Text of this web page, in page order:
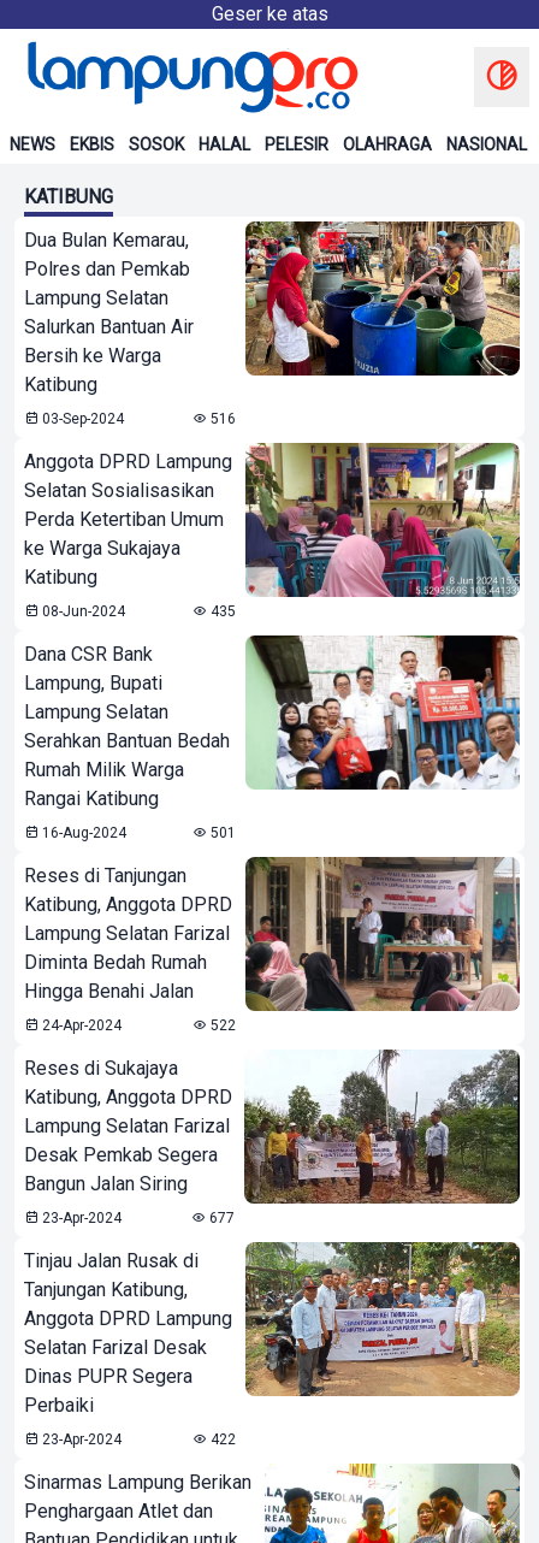
Geser ke atas
NEWS EKBIS SOSOK HALAL PELESIR OLAHRAGA NASIONAL
KATIBUNG
Dua Bulan Kemarau,
Polres dan Pemkab
Lampung Selatan
Salurkan Bantuan Air
Bersih ke Warga
Katibung
03-Sep-2024 516
Anggota DPRD Lampung
Selatan Sosialisasikan
Perda Ketertiban Umum
ke Warga Sukajaya
Katibung
08-Jun-2024 435
Dana CSR Bank
Lampung, Bupati
Lampung Selatan
Serahkan Bantuan Bedah
Rumah Milik Warga
Rangai Katibung
16-Aug-2024 501
Reses di Tanjungan
Katibung, Anggota DPRD
Lampung Selatan Farizal
Diminta Bedah Rumah
Hingga Benahi Jalan
24-Apr-2024 522
Reses di Sukajaya
Katibung, Anggota DPRD
Lampung Selatan Farizal
Desak Pemkab Segera
Bangun Jalan Siring
23-Apr-2024 677
Tinjau Jalan Rusak di
Tanjungan Katibung,
Anggota DPRD Lampung
Selatan Farizal Desak
Dinas PUPR Segera
Perbaiki
23-Apr-2024 422
Sinarmas Lampung Berikan
Penghargaan Atlet dan